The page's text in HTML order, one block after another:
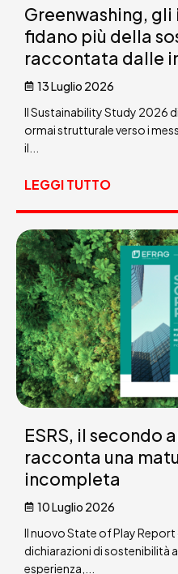
Greenwashing, gli
fidano più della
raccontata dalle
13 Luglio 2026
Il Sustainability Study 2026
ormai strutturale verso i
il...
LEGGI TUTTO
ESRS, il secondo
racconta una
incompleta
10 Luglio 2026
Il nuovo State of Play
dichiarazioni di sostenibilità
esperienza,...